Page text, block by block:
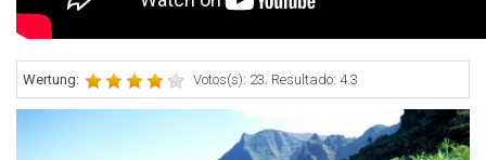
Wertung: Votos(s): 23. Resultado: 4.3